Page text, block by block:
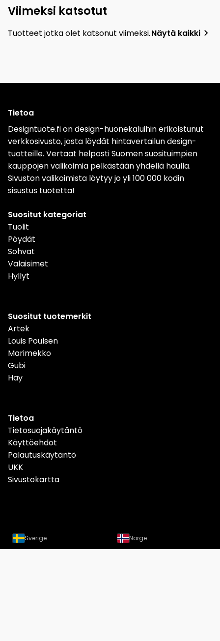
Viimeksi katsotut
Tuotteet jotka olet katsonut viimeksi.Näytä kaikki
Tietoa
Designtuote.fi on design-huonekaluihin erikoistunut
verkkosivusto, josta löydät hintavertailun design-
tuotteille. Vertaat helposti Suomen suosituimpien
kauppojen valikoimia pelkästään yhdellä haulla.
Sivuston valikoimista löytyy jo yli 100 000 kodin
sisustus tuotetta!
Suositut kategoriat
Tuolit
Pöydät
Sohvat
Valaisimet
Hyllyt
Suositut tuotemerkit
Artek
Louis Poulsen
Marimekko
Gubi
Hay
Tietoa
Tietosuojakäytäntö
Käyttöehdot
Palautuskäytäntö
UKK
Sivustokartta
Sverige Norge